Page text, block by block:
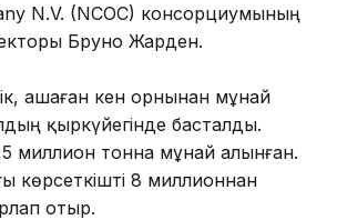
N.V. (NCOC) консорциумының
Бруно Жарден.
Қашаған кен орнынан мұнай
қыркүйегінде басталды.
миллион тонна мұнай алынған.
көрсеткішті 8 миллионнан
отыр.